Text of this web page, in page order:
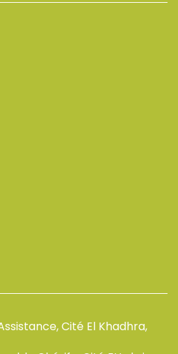
Cité El Khadhra,